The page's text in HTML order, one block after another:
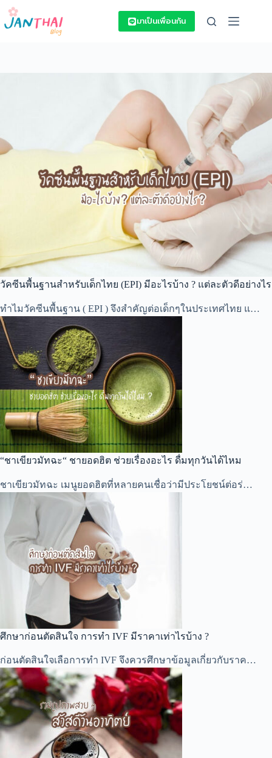
Skip
content
มาเป็นเพื่อนกัน
วัคซีนพื้นฐานสำหรับเด็กไทย (EPI) มีอะไรบ้าง ? แต่ละตัวดีอย่างไร
ทำไมวัคซีนพื้นฐาน ( EPI ) จึงสำคัญต่อเด็กๆในประเทศไทย แ…
“ชาเขียวมัทฉะ“ ชายอดฮิต ช่วยเรื่องอะไร ดื่มทุกวันได้ไหม
ชาเขียวมัทฉะ เมนูยอดฮิตที่หลายคนเชื่อว่ามีประโยชน์ต่อร่…
ศึกษาก่อนตัดสินใจ การทำ IVF มีราคาเท่าไรบ้าง ?
ก่อนตัดสินใจเลือการทำ IVF จึงควรศึกษาข้อมูลเกี่ยวกับราค…